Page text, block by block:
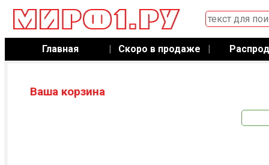
Главная | Скоро в продаже |
Ваша корзина